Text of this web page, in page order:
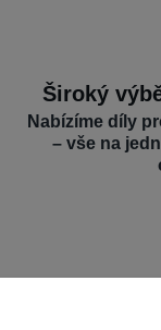
Široký
Nabízíme díly
– vše na